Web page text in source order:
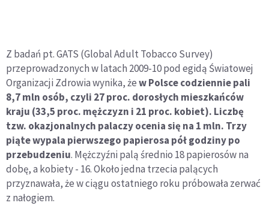
Z badań pt. GATS (Global Adult Tobacco Survey)
przeprowadzonych w latach 2009-10 pod egidą Światowej
Organizacji Zdrowia wynika, żew Polsce codziennie pali
8,7 mln osób, czyli 27 proc. dorosłych mieszkańców
kraju (33,5 proc. mężczyzn i 21 proc. kobiet). Liczbę
tzw. okazjonalnych palaczy ocenia się na 1 mln. Trzy
piąte wypala pierwszego papierosa pół godziny po
przebudzeniu. Mężczyźni palą średnio 18 papierosów na
dobę, a kobiety - 16. Około jedna trzecia palących
przyznawała, że w ciągu ostatniego roku próbowała zerwać
z nałogiem.